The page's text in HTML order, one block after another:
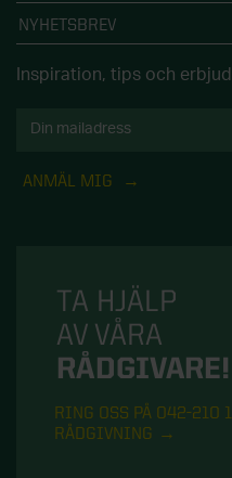
NYHETSBREV
Inspiration, tips och
ANMÄL MIG
TA HJÄLP
AV VÅRA
RÅDGIVARE!
RING OSS PÅ 042-210
RÅDGIVNING